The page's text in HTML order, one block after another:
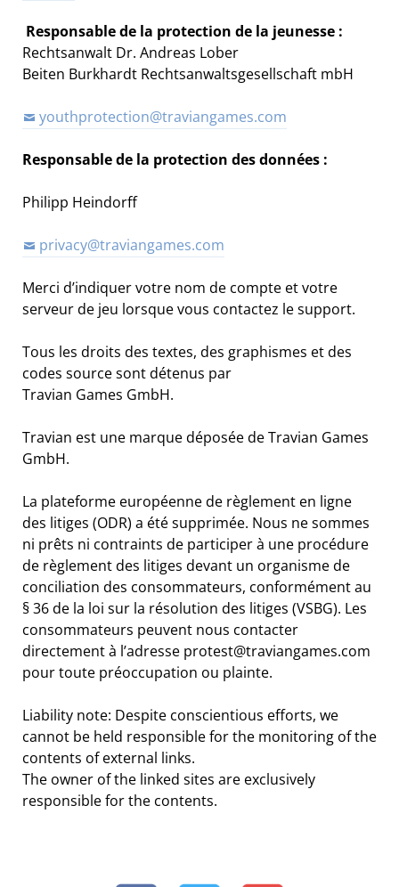
Responsable de la protection de la jeunesse :
Rechtsanwalt Dr. Andreas Lober
Beiten Burkhardt Rechtsanwaltsgesellschaft mbH
youthprotection@traviangames.com
Responsable de la protection des données :
Philipp Heindorff
privacy@traviangames.com
Merci d’indiquer votre nom de compte et votre
serveur de jeu lorsque vous contactez le support.
Tous les droits des textes, des graphismes et des
codes source sont détenus par
Travian Games GmbH.
Travian est une marque déposée de Travian Games
GmbH.
La plateforme européenne de règlement en ligne
des litiges (ODR) a été supprimée. Nous ne sommes
ni prêts ni contraints de participer à une procédure
de règlement des litiges devant un organisme de
conciliation des consommateurs, conformément au
§ 36 de la loi sur la résolution des litiges (VSBG). Les
consommateurs peuvent nous contacter
directement à l’adresse protest@traviangames.com
pour toute préoccupation ou plainte.
Liability note: Despite conscientious efforts, we
cannot be held responsible for the monitoring of the
contents of external links.
The owner of the linked sites are exclusively
responsible for the contents.